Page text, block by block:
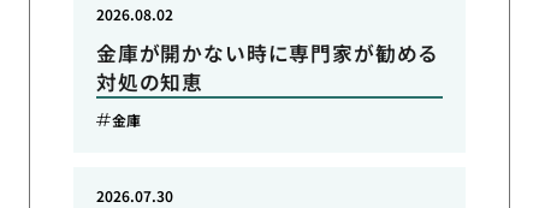
金庫が開かない時に専門家が勧める
対処の知恵
2026.08.02
金庫
2026.07.30